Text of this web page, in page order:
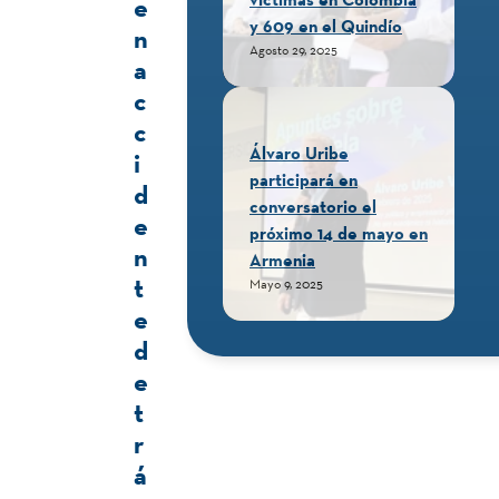
e
n
a
c
c
i
d
e
n
t
e
d
e
t
r
á
y 609 en el Quindío
Agosto 29, 2025
Álvaro Uribe
participará en
conversatorio el
próximo 14 de mayo en
Armenia
Mayo 9, 2025